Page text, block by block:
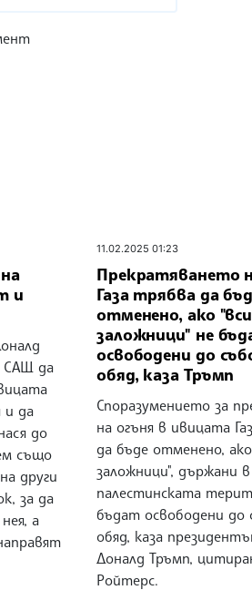
и
САЩ да
и да
до
също
други
за да
а
11.02.2025 01:23
Прекратяването
Газа трябва да
отменено, ако
заложници" не
освободени до
обяд, каза Тръмп
Споразумението за
на огъня в ивицата
да бъде отменено,
заложници", държани в
палестинската
бъдат освободени до
обяд, каза
Доналд Тръмп,
Ройтерс.